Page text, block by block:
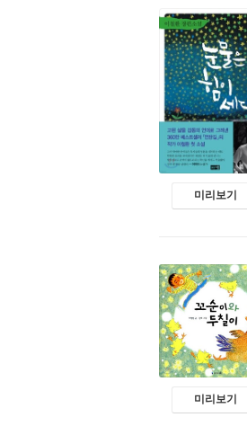
미리보기
미리보기